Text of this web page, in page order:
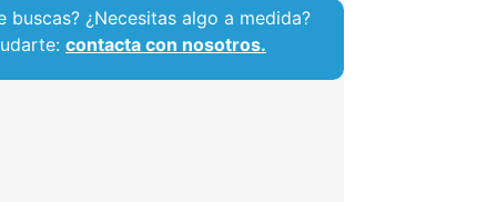
buscas? ¿Necesitas algo a medida?
contacta con nosotros.